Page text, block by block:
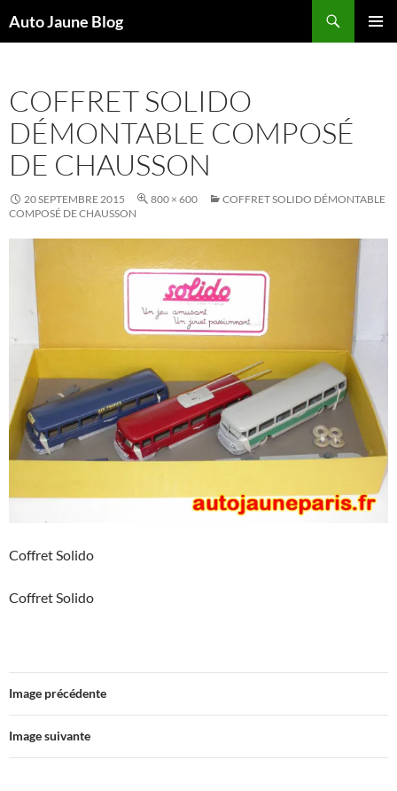
Auto Jaune Blog
COFFRET SOLIDO
DÉMONTABLE COMPOSÉ
DE CHAUSSON
20 SEPTEMBRE 2015 800 × 600
COFFRET SOLIDO DÉMONTABLE
COMPOSÉ DE CHAUSSON
Coffret Solido
Coffret Solido
Image précédente
Image suivante